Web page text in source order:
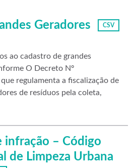
Geradores CSV
ao cadastro de grandes
O Decreto Nº
regulamenta a fiscalização de
de resíduos pela coleta,
infração – Código
de Limpeza Urbana